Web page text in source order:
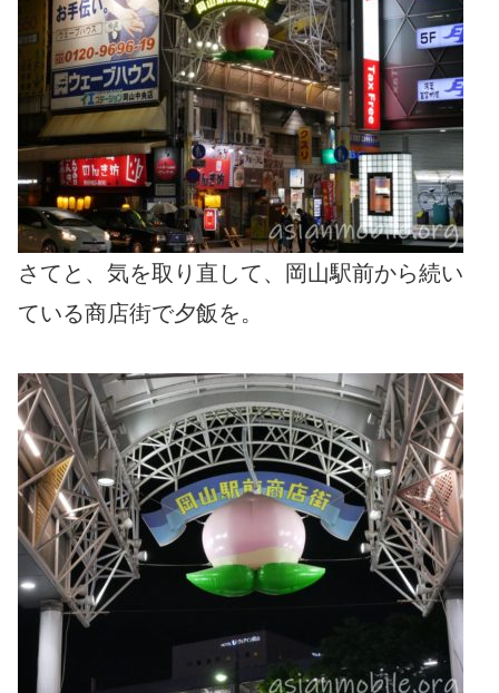
さてと、気を取り直して、岡山駅前から続い
ている商店街で夕飯を。